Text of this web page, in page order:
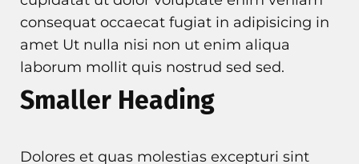
consequat occaecat fugiat in adipisicing in
amet Ut nulla nisi non ut enim aliqua
laborum mollit quis nostrud sed sed.
Smaller Heading
Dolores et quas molestias excepturi sint